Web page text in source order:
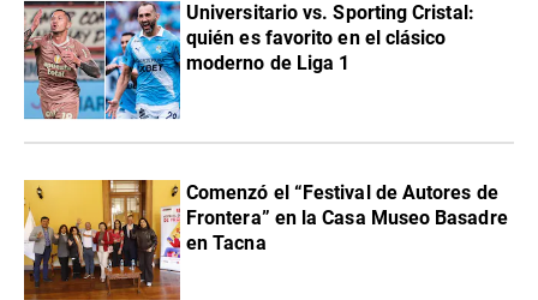
Universitario vs. Sporting Cristal:
quién es favorito en el clásico
moderno de Liga 1
Comenzó el “Festival de Autores de
Frontera” en la Casa Museo Basadre
en Tacna